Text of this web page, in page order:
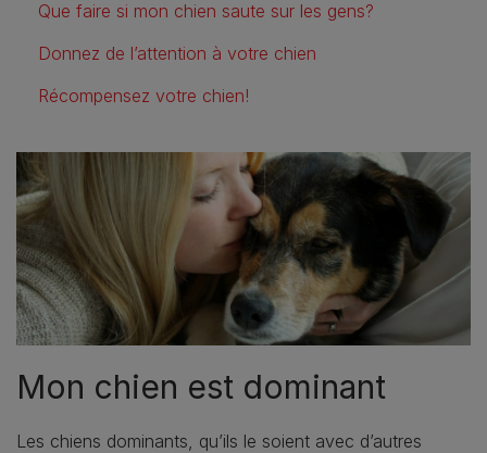
Que faire si mon chien saute sur les gens?
Donnez de l’attention à votre chien
Récompensez votre chien!
Mon chien est dominant
Les chiens dominants, qu’ils le soient avec d’autres